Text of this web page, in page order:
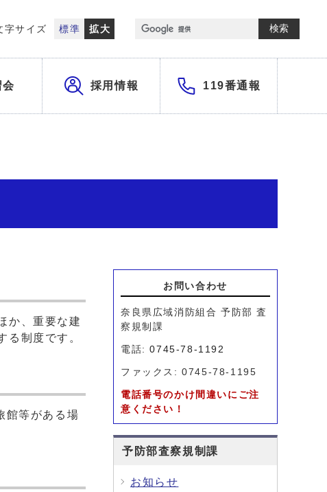
字サイズ 標準 拡大 検索
会 採用情報 119番通報
か、重要な建
る制度です。
館等がある場
お問い合わせ
奈良県広域消防組合 予防部 査
察規制課
電話:0745-78-1192
ファックス: 0745-78-1195
電話番号のかけ間違いにご注
意ください！
予防部査察規制課
お知らせ